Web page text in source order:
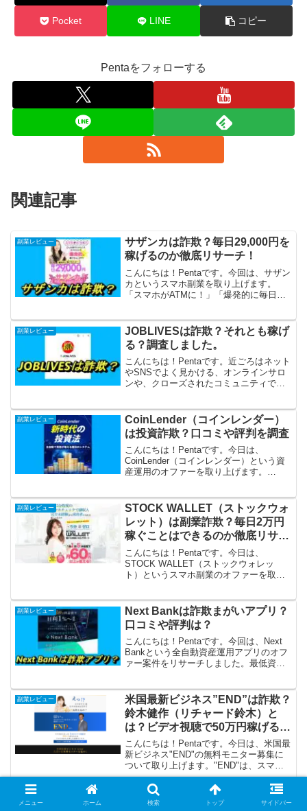
Pocket LINE コピー
Pentaをフォローする
関連記事
副業レビュー
サザンカは詐欺？毎日29,000円を
稼げるのか徹底リサーチ！
こんにちは！Pentaです。今回は、サザン
カというスマホ副業を取り上げます。
「スマホがATMに！」「爆発的に毎日
はないのか？さっそく徹底リサーチして
みました！サザ...
副業レビュー
JOBLIVESは詐欺？それとも稼げ
る？調査しました。
こんにちは！Pentaです。近ごろはネット
やSNSでよく見かける、オンラインサロ
ンや、クローズされたコミュニティで、
加して勉強していますが、老若男女、あ
らゆる世代の人た...
副業レビュー
CoinLender（コインレンダー）
は投資詐欺？口コミや評判を調査
こんにちは！Pentaです。今日は、
CoinLender（コインレンダー）という資
産運用のオファーを取り上げます。
所得が狙える」ということですが、これ
がほ...
副業レビュー
STOCK WALLET（ストックウォ
レット）は副業詐欺？毎日2万円
稼ぐことはできるのか徹底リサー
チ！
こんにちは！Pentaです。今日は、
STOCK WALLET（ストックウォレッ
ト）というスマホ副業のオファーを取り
そうですね。これはちょっと試してみた
いです。さっそ...
副業レビュー
Next Bankは詐欺まがいアプリ？
口コミや評判は？
こんにちは！Pentaです。今回は、Next
Bankという全自動資産運用アプリのオフ
ァー案件をリサーチしました。最低資金
るアプリだそうですが、詐欺まがいのア
プリ...
副業レビュー
米国最新ビジネス”END”は詐欺？
鈴木健作（リチャード鈴木）と
は？ビデオ視聴で50万円稼げるの
か徹底リサーチ！
こんにちは！Pentaです。今日は、米国最
新ビジネス"END"の無料モニター募集に
ついて取り上げます。"END"は、スマホ
からたった1回のビデオ視聴で50万円がも
らえる、「アメリカから上陸した最新ビ
ジネス」だといいます。しかも、無料モ
メニュー ホーム 検索 トップ サイドバー